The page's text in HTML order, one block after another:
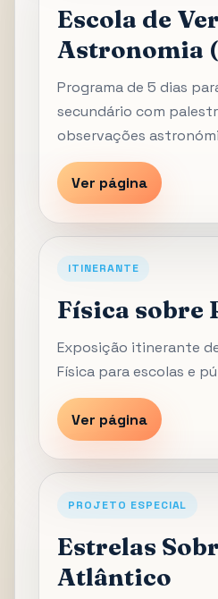
Escola de
Astronomia
Programa de 5 dias
secundário com
observações
Ver página
ITINERANTE
Física sobre
Exposição itinerante
Física para escolas e
Ver página
PROJETO ESPECIAL
Estrelas
Atlântico